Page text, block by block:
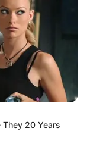
They 20 Years